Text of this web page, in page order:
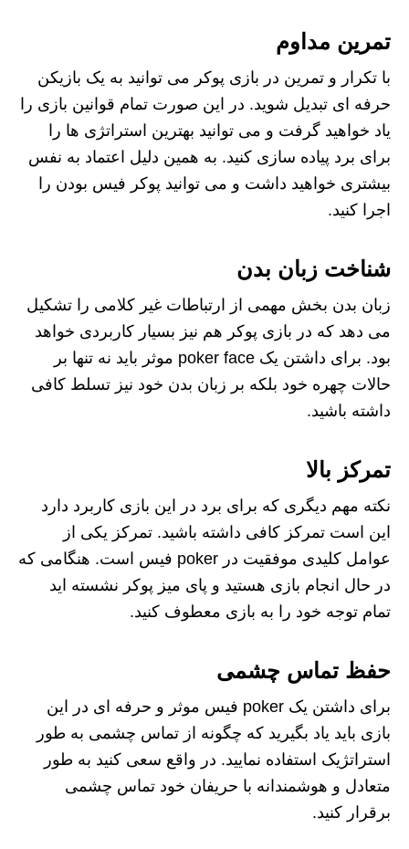
تمرین مداوم
با تکرار و تمرین در بازی پوکر می توانید به یک بازیکن
حرفه ای تبدیل شوید. در این صورت تمام قوانین بازی را
یاد خواهید گرفت و می توانید بهترین استراتژی ها را
برای برد پیاده سازی کنید. به همین دلیل اعتماد به نفس
بیشتری خواهید داشت و می توانید پوکر فیس بودن را
اجرا کنید.
شناخت زبان بدن
زبان بدن بخش مهمی از ارتباطات غیر کلامی را تشکیل
می دهد که در بازی پوکر هم نیز بسیار کاربردی خواهد
بود. برای داشتن یک poker face موثر باید نه تنها بر
حالات چهره خود بلکه بر زبان بدن خود نیز تسلط کافی
داشته باشید.
تمرکز بالا
نکته مهم دیگری که برای برد در این بازی کاربرد دارد
این است تمرکز کافی داشته باشید. تمرکز یکی از
عوامل کلیدی موفقیت در poker فیس است. هنگامی که
در حال انجام بازی هستید و پای میز پوکر نشسته اید
تمام توجه خود را به بازی معطوف کنید.
حفظ تماس چشمی
برای داشتن یک poker فیس موثر و حرفه ای در این
بازی باید یاد بگیرید که چگونه از تماس چشمی به طور
استراتژیک استفاده نمایید. در واقع سعی کنید به طور
متعادل و هوشمندانه با حریفان خود تماس چشمی
برقرار کنید.